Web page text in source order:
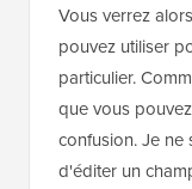
Vous verrez
pouvez utiliser
particulier.
que vous
confusion. Je ne
d'éditer un